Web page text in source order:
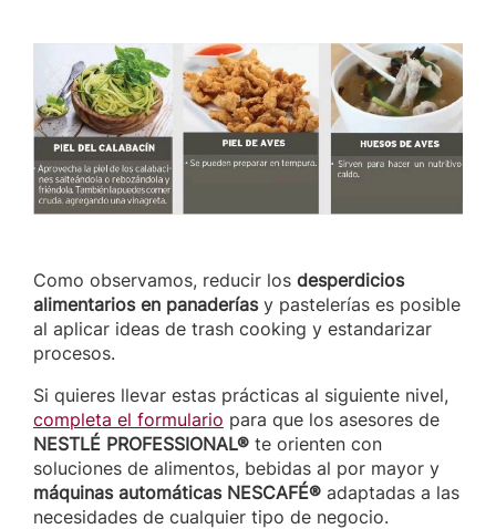
Como observamos, reducir los desperdicios
alimentarios en panaderíasy pastelerías es posible
al aplicar ideas de trash cooking y estandarizar
procesos.
Si quieres llevar estas prácticas al siguiente nivel,
completa el formulario para que los asesores de
NESTLÉ PROFESSIONAL® te orienten con
soluciones de alimentos, bebidas al por mayor y
máquinas automáticas NESCAFÉ® adaptadas a las
necesidades de cualquier tipo de negocio.